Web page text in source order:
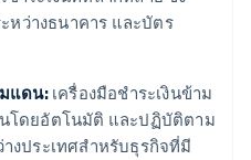
ะหว่างธนาคาร และบัตร
มแดน:เครื่องมือชําระเงินข้าม
โดยอัตโนมัติ และปฏิบัติตาม
งประเทศสําหรับธุรกิจที่มี